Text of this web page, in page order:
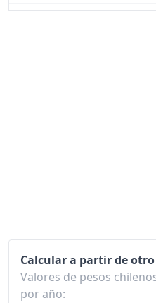
2000
Calcular a partir de
Valores de pesos
por año: